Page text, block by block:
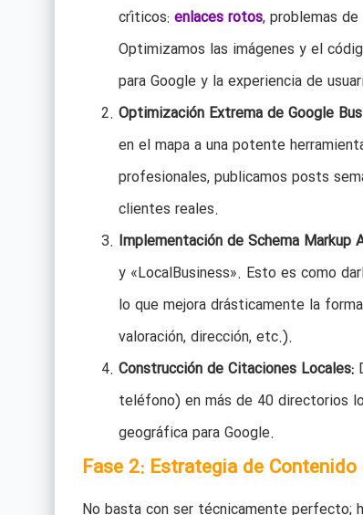
críticos: enlaces rotos, problemas
Optimizamos las imágenes y el
para Google y la experiencia de
Optimización Extrema de Google
en el mapa a una potente
profesionales, publicamos posts
clientes reales.
Implementación de Schema Markup
y «LocalBusiness». Esto es como
lo que mejora drásticamente la
valoración, dirección, etc.).
Construcción de Citaciones Locales:
teléfono) en más de 40 directorios
geográfica para Google.
Fase 2: Estrategia de
No basta con ser técnicamente perfecto;